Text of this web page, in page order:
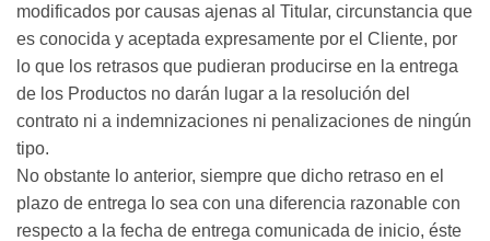
modificados por causas ajenas al Titular, circunstancia que
es conocida y aceptada expresamente por el Cliente, por
lo que los retrasos que pudieran producirse en la entrega
de los Productos no darán lugar a la resolución del
contrato ni a indemnizaciones ni penalizaciones de ningún
tipo.
No obstante lo anterior, siempre que dicho retraso en el
plazo de entrega lo sea con una diferencia razonable con
respecto a la fecha de entrega comunicada de inicio, éste